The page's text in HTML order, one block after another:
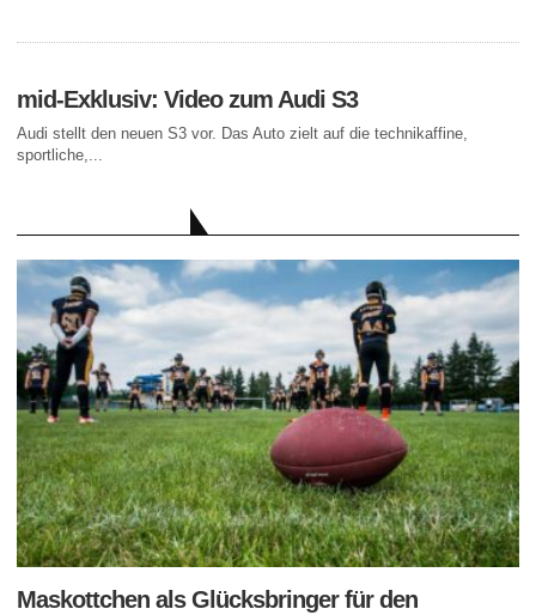
mid-Exklusiv: Video zum Audi S3
Audi stellt den neuen S3 vor. Das Auto zielt auf die technikaffine,
sportliche,...
Maskottchen als Glücksbringer für den